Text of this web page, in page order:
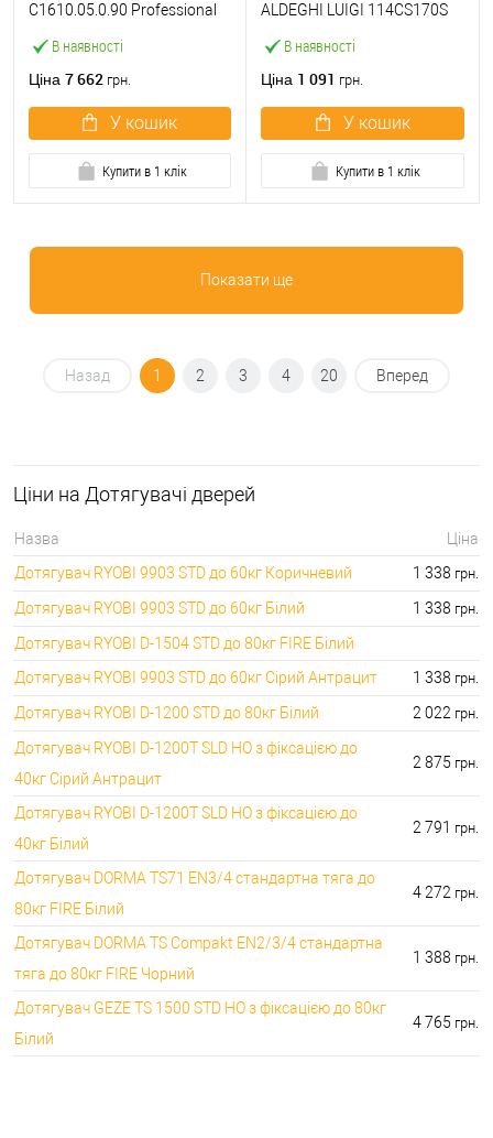
В наявності
C1610.05.0.90 Professional
чорний
Ціна 7 662 грн.
У кошик
Купити в 1 клік
В наявності
ALDEGHI LUIGI 114CS170S
Ціна 1 091 грн.
У кошик
Купити в 1 клік
Показати ще
Назад 1 2 3 4 20 Вперед
Ціни на Дотягувачі дверей
Назва
Ціна
Дотягувач RYOBI 9903 STD до 60кг Коричневий
1 338 грн.
Дотягувач RYOBI 9903 STD до 60кг Білий 1 338 грн.
Дотягувач RYOBI D-1504 STD до 80кг FIRE Білий
Дотягувач RYOBI 9903 STD до 60кг Сірий Антрацит
1 338 грн.
Дотягувач RYOBI D-1200 STD до 80кг Білий 2 022 грн.
Дотягувач RYOBI D-1200T SLD HO з фіксацією до
40кг Сірий Антрацит
2 875 грн.
Дотягувач RYOBI D-1200T SLD HO з фіксацією до
40кг Білий
2 791 грн.
Дотягувач DORMA TS71 EN3/4 стандартна тяга до
80кг FIRE Білий
4 272 грн.
Дотягувач DORMA TS Compakt EN2/3/4 стандартна
тяга до 80кг FIRE Чорний
1 388 грн.
Дотягувач GEZE TS 1500 STD HO з фіксацією до 80кг
Білий
4 765 грн.